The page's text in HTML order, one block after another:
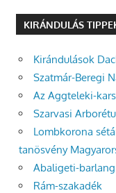
KIRÁNDULÁS
Kirándulások
Szatmár-Beregi
Az Aggteleki-
Szarvasi
Lombkorona
tanösvény
Abaligeti-barlang
Rám-szakadék